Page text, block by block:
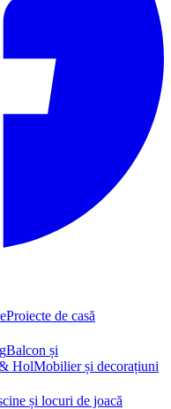
Proiecte de casă
Balcon și
HolMobilier și decorațiuni
și locuri de joacă